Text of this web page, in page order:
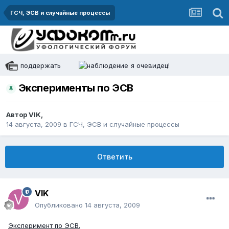
ГСЧ, ЭСВ и случайные процессы
поддержать я очевидец!
Эксперименты по ЭСВ
АвторVIK,
14 августа, 2009 в ГСЧ, ЭСВ и случайные процессы
Ответить
VIK
Опубликовано 14 августа, 2009
Эксперимент по ЭСВ.